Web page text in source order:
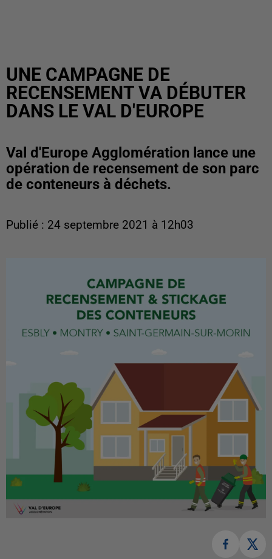
UNE CAMPAGNE DE
RECENSEMENT VA DÉBUTER
DANS LE VAL D'EUROPE
Val d'Europe Agglomération lance une
opération de recensement de son parc
de conteneurs à déchets.
Publié : 24 septembre 2021 à 12h03